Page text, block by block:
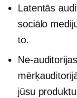
Latentās
sociālo
to.
Ne-
jūsu